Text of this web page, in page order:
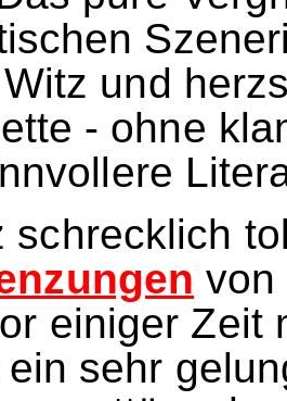
und
- ohne
schrecklich
von
einiger Zeit
sehr